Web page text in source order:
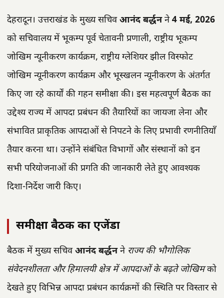
देहरादून। उत्तराखंड के मुख्य सचिवआनंद बर्द्धनने4 मई, 2026
को सचिवालय में भूकम्प पूर्व चेतावनी प्रणाली, राष्ट्रीय भूकम्प
जोखिम न्यूनीकरण कार्यक्रम, राष्ट्रीय ग्लेशियर झील विस्फोट
जोखिम न्यूनीकरण कार्यक्रम और भूस्खलन न्यूनीकरण के अंतर्गत
किए जा रहे कार्यों की गहन समीक्षा की। इस महत्वपूर्ण बैठक का
उद्देश्य राज्य में आपदा प्रबंधन की तैयारियों का जायजा लेना और
संभावित प्राकृतिक आपदाओं से निपटने के लिए प्रभावी रणनीतियाँ
तैयार करना था। उन्होंने संबंधित विभागों और संस्थानों को इन
सभी परियोजनाओं की प्रगति की जानकारी लेते हुए आवश्यक
दिशा-निर्देश जारी किए।
समीक्षा बैठक का एजेंडा
बैठक में मुख्य सचिवआनंद बर्द्धनने राज्य की भौगोलिक
संवेदनशीलता और हिमालयी क्षेत्र में आपदाओं के बढ़ते जोखिमको
देखते हुए विभिन्न आपदा प्रबंधन कार्यक्रमों की स्थिति पर विस्तार से